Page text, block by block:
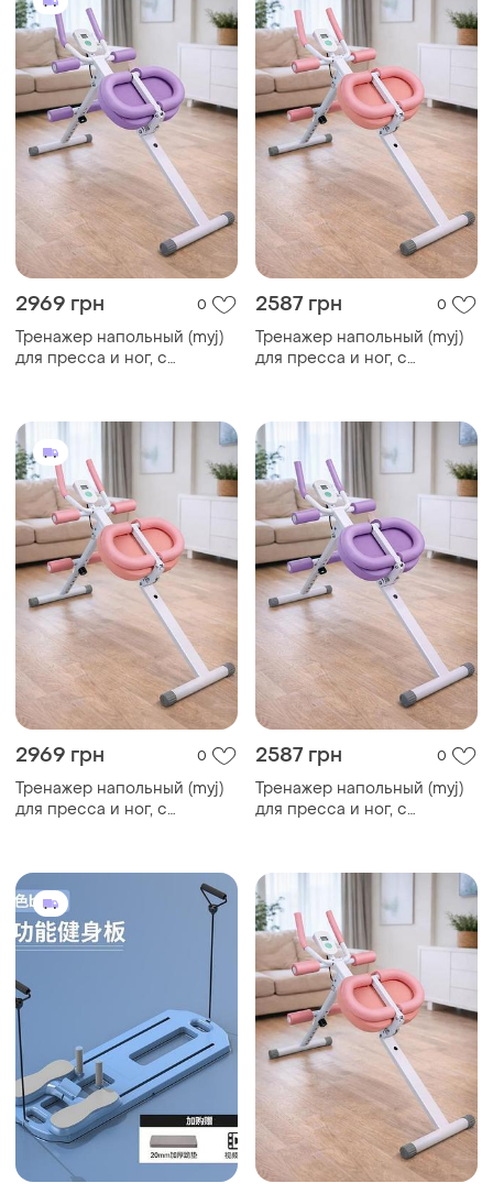
2969 грн 0
Тренажер напольный (myj)
для пресса и ног, с
2587 грн 0
Тренажер напольный (myj)
для пресса и ног, с
2969 грн 0
Тренажер напольный (myj)
для пресса и ног, с
2587 грн 0
Тренажер напольный (myj)
для пресса и ног, с